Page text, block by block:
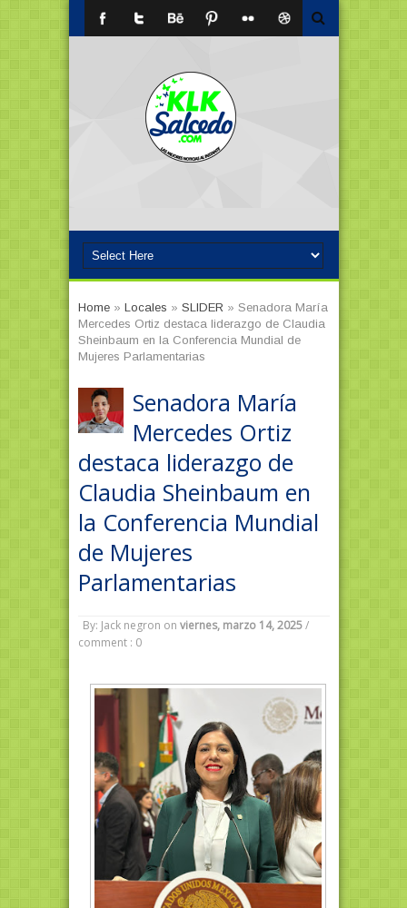
Home» Locales » SLIDER » Senadora María
Mercedes Ortiz destaca liderazgo de Claudia
Sheinbaum en la Conferencia Mundial de
Mujeres Parlamentarias
Senadora María
Mercedes Ortiz
destaca liderazgo de
Claudia Sheinbaum en
la Conferencia Mundial
de Mujeres
Parlamentarias
By: Jack negron on viernes, marzo 14, 2025 /
comment : 0